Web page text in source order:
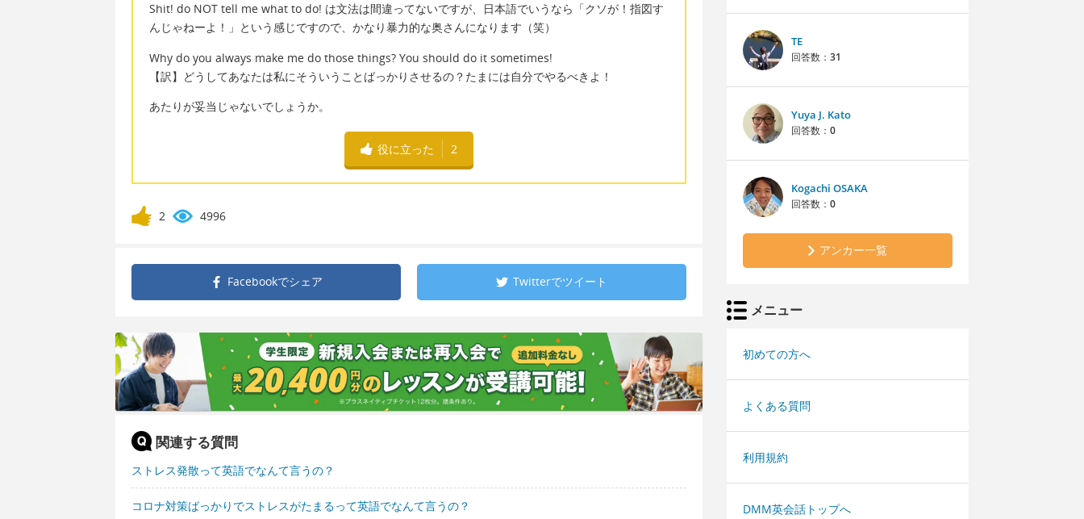
Shit! do NOT tell me what to do! は文法は間違ってないですが、日本語でいうなら「クソが！指図す
んじゃねーよ！」という感じですので、かなり暴力的な奥さんになります（笑）
Why do you always make me do those things? You should do it sometimes!
【訳】どうしてあなたは私にそういうことばっかりさせるの？たまには自分でやるべきよ！
あたりが妥当じゃないでしょうか。
役に立った 2
2 4996
Facebookでシェア Twitterでツイート
関連する質問
ストレス発散って英語でなんて言うの？
コロナ対策ばっかりでストレスがたまるって英語でなんて言うの？
TE
回答数： 31
Yuya J. Kato
回答数： 0
Kogachi OSAKA
回答数： 0
アンカー一覧
メニュー
初めての方へ
よくある質問
利用規約
DMM英会話トップへ